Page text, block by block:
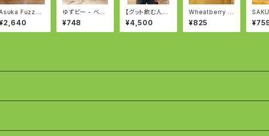
Asuka Fuzzbe
- 苺のシード
とビールのフ
ージョン - Str
ゆずビー - ベル
ジャンホワイト -
YUZU BEER b
ased on Belgi
¥748
【グット飲む人Te
e】 Unisex
¥4,500
Wheatberry -
いちごヴァイツェ
ン -WEIZEN wi
th Strawberry
¥825
桜の
ピルスナ